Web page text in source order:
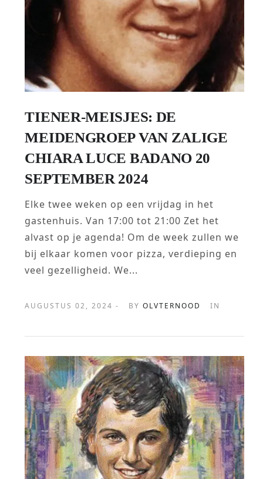
TIENER-MEISJES: DE
MEIDENGROEP VAN ZALIGE
CHIARA LUCE BADANO 20
SEPTEMBER 2024
Elke twee weken op een vrijdag in het
gastenhuis. Van 17:00 tot 21:00 Zet het
alvast op je agenda! Om de week zullen we
bij elkaar komen voor pizza, verdieping en
veel gezelligheid. We...
AUGUSTUS 02, 2024 - BYOLVTERNOOD IN